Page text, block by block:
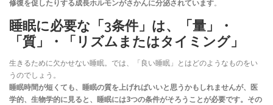
修復を促したりする成長ホルモンがさかんに分泌されています。
睡眠に必要な「3条件」は、「量」・
「質」・「リズムまたはタイミング」
生きるために欠かせない睡眠。では、「良い睡眠」とはどのようなものをい
うのでしょう。
睡眠時間が短くても、睡眠の質を上げればいいと思うかもしれませんが、医
学的、生物学的に見ると、睡眠には3つの条件がそろうことが必要です。その